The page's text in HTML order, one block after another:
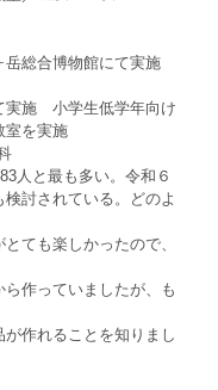
岳総合博物館にて実施
施　小学生低学年向け
室を実施
人と最も多い。令和６
討されている。どのよ
ても楽しかったので、
作っていましたが、も
作れることを知りまし